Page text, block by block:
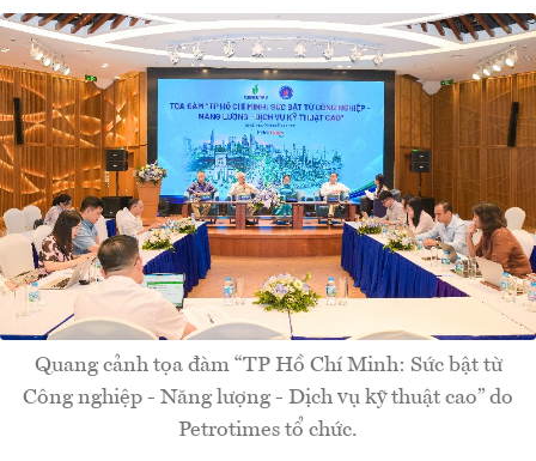
Quang cảnh tọa đàm “TP Hồ Chí Minh: Sức bật từ
Công nghiệp - Năng lượng - Dịch vụ kỹ thuật cao” do
Petrotimes tổ chức.